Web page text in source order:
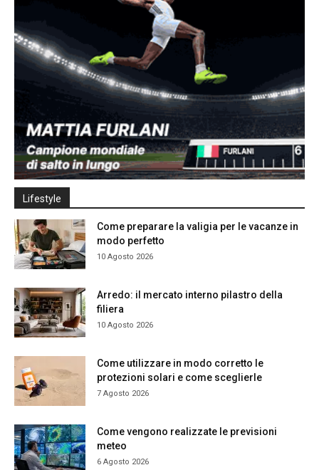
Lifestyle
Come preparare la valigia per le vacanze in
modo perfetto
10 Agosto 2026
Arredo: il mercato interno pilastro della
filiera
10 Agosto 2026
Come utilizzare in modo corretto le
protezioni solari e come sceglierle
7 Agosto 2026
Come vengono realizzate le previsioni
meteo
6 Agosto 2026